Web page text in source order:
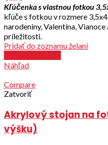
Kľúčenka s vlastnou fotkou
kľúče s fotkou v rozmere
narodeniny, Valentína,
príležitosti.
Pridať do zoznamu želaní
Náhľad
Compare
Zatvoriť
Akrylový stojan na
výšku)